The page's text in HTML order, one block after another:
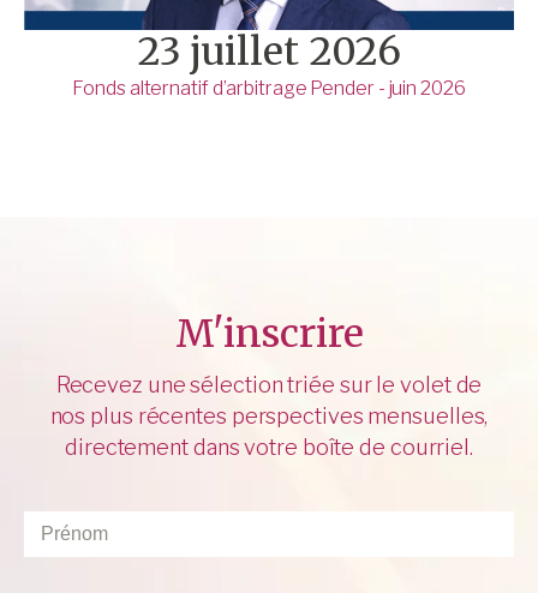
23 juillet 2026
Fonds alternatif d’arbitrage Pender - juin 2026
M'inscrire
Recevez une sélection triée sur le volet de
nos plus récentes perspectives mensuelles,
directement dans votre boîte de courriel.
Prénom*